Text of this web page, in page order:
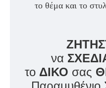
το θέμα και το
να
το ΔΙΚΟ σας